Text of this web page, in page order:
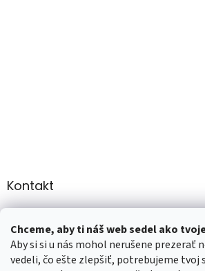
Chceme, aby ti náš web sedel ako
Aby si si u nás mohol nerušene prezerať
vedeli, čo ešte zlepšiť, potrebujeme tvoj
Kontakt
+421 907947783